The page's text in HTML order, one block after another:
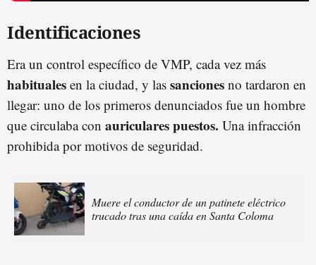
Identificaciones
Era un control específico de VMP, cada vez más
habituales en la ciudad, y las sanciones no tardaron en
llegar: uno de los primeros denunciados fue un hombre
que circulaba con auriculares puestos. Una infracción
prohibida por motivos de seguridad.
Muere el conductor de un patinete eléctrico
trucado tras una caída en Santa Coloma